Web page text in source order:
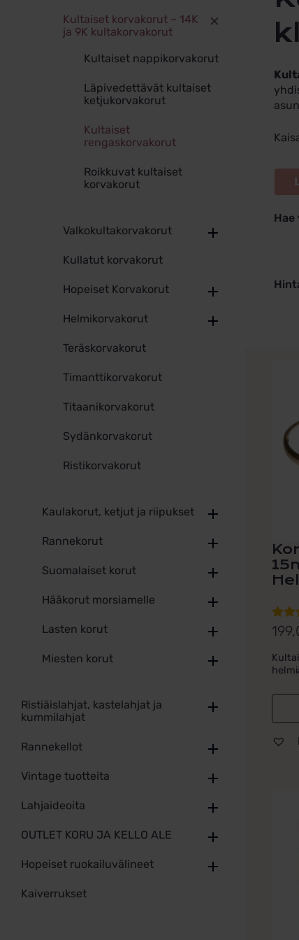
Kultaiset korvakorut – 14K
ja 9K kultakorvakorut
Kultaiset nappikorvakorut
Läpivedettävät kultaiset
ketjukorvakorut
Kultaiset
rengaskorvakorut
Roikkuvat kultaiset
korvakorut
Valkokultakorvakorut
Kullatut korvakorut
Hopeiset Korvakorut
Helmikorvakorut
Teräskorvakorut
Timanttikorvakorut
Titaanikorvakorut
Sydänkorvakorut
Ristikorvakorut
Kaulakorut, ketjut ja riipukset
Rannekorut
Suomalaiset korut
Hääkorut morsiamelle
Lasten korut
Miesten korut
Ristiäislahjat, kastelahjat ja
kummilahjat
Rannekellot
Vintage tuotteita
Lahjaideoita
OUTLET KORU JA KELLO ALE
Hopeiset ruokailuvälineet
Kaiverrukset
Hae
5.00/